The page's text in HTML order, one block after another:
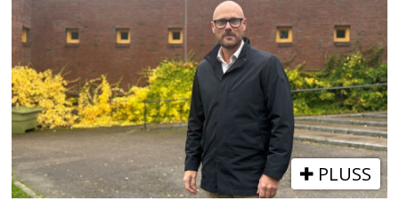
PLUSS